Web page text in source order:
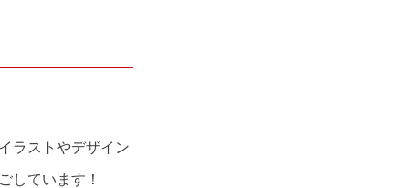
ラストやデザイン
しています！